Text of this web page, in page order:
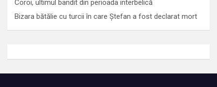
Coroi, ultimul bandit din perioada interbelică
Bizara bătălie cu turcii în care Ștefan a fost declarat mort